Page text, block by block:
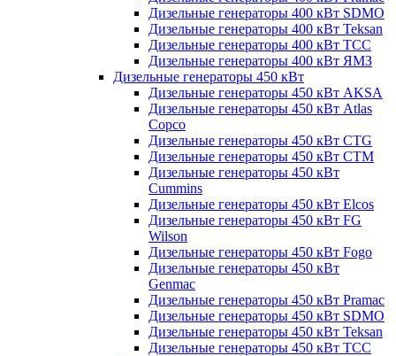
Дизельные генераторы 400 кВт SDMO
Дизельные генераторы 400 кВт Teksan
Дизельные генераторы 400 кВт ТСС
Дизельные генераторы 400 кВт ЯМЗ
Дизельные генераторы 450 кВт
Дизельные генераторы 450 кВт AKSA
Дизельные генераторы 450 кВт Atlas
Copco
Дизельные генераторы 450 кВт CTG
Дизельные генераторы 450 кВт CTM
Дизельные генераторы 450 кВт
Cummins
Дизельные генераторы 450 кВт Elcos
Дизельные генераторы 450 кВт FG
Wilson
Дизельные генераторы 450 кВт Fogo
Дизельные генераторы 450 кВт
Genmac
Дизельные генераторы 450 кВт Pramac
Дизельные генераторы 450 кВт SDMO
Дизельные генераторы 450 кВт Teksan
Дизельные генераторы 450 кВт ТСС